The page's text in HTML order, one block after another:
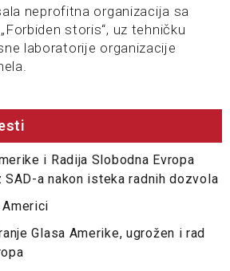
neprofitna organizacija sa
storis“, uz tehničku
laboratorije organizacije
i Radija Slobodna Evropa
a nakon isteka radnih dozvola
Glasa Amerike, ugrožen i rad